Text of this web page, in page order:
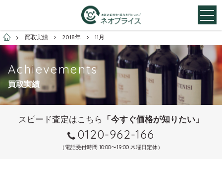
お酒買取専門店ネオプライス
買取実績 2018年 11月
Achievements
買取実績
スピード査定はこちら 「今すぐ価格が知りたい」
0120-962-166
（電話受付時間 10:00〜19:00 木曜日定休）